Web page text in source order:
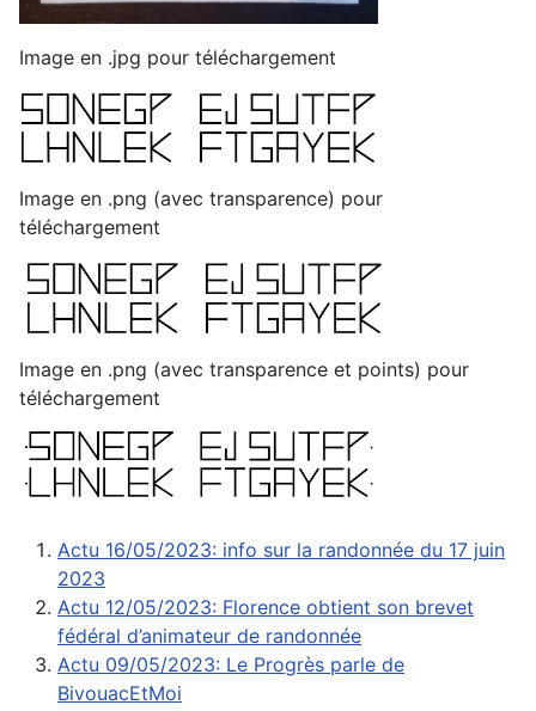
Image en .jpg pour téléchargement
Image en .png (avec transparence) pour
téléchargement
Image en .png (avec transparence et points) pour
téléchargement
Actu 16/05/2023: info sur la randonnée du 17 juin
2023
Actu 12/05/2023: Florence obtient son brevet
fédéral d’animateur de randonnée
Actu 09/05/2023: Le Progrès parle de
BivouacEtMoi